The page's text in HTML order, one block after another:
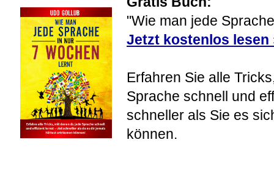
"Wie man jede
Jetzt kostenlos lesen
Erfahren Sie alle
Sprache schnell und
schneller als Sie es
können.